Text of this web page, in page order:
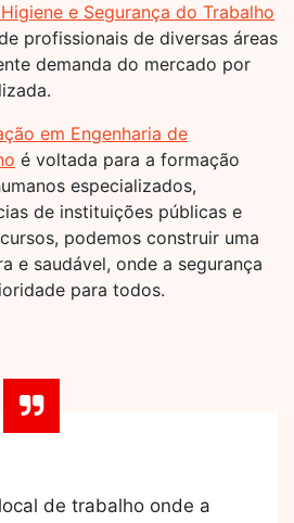
e Segurança do Trabalho
profissionais de diversas áreas
demanda do mercado por
em Engenharia de
é voltada para a formação
especializados,
de instituições públicas e
podemos construir uma
e saudável, onde a segurança
para todos.
de trabalho onde a